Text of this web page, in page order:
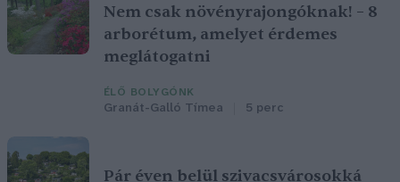
Nem csak növényrajongóknak! – 8
arborétum, amelyet érdemes
meglátogatni
ÉLŐ BOLYGÓNK
Granát-Galló Tímea 5 perc
Pár éven belül szivacsvárosokká